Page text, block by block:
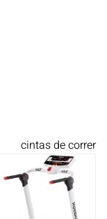
cintas de correr